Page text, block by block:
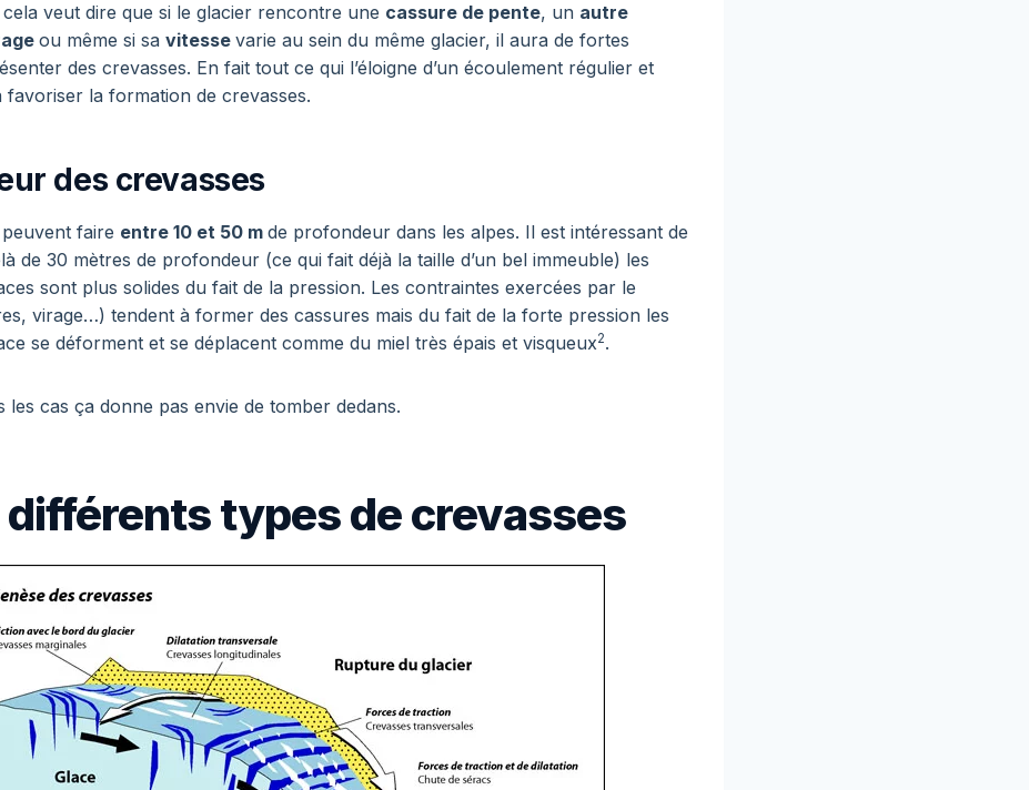
veut dire que si le glacier rencontre une cassure de pente, un autre
ou même si sa vitesse varie au sein du même glacier, il aura de fortes
des crevasses. En fait tout ce qui l’éloigne d’un écoulement régulier et
favoriser la formation de crevasses.
des crevasses
faire entre 10 et 50 m de profondeur dans les alpes. Il est intéressant de
de 30 mètres de profondeur (ce qui fait déjà la taille d’un bel immeuble) les
sont plus solides du fait de la pression. Les contraintes exercées par le
virage…) tendent à former des cassures mais du fait de la forte pression les
se déforment et se déplacent comme du miel très épais et visqueux2.
les cas ça donne pas envie de tomber dedans.
différents types de crevasses